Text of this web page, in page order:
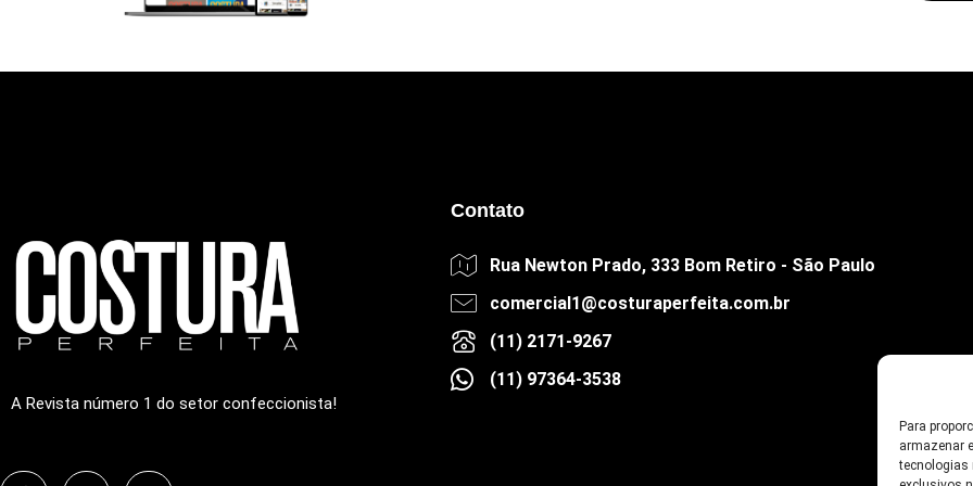
Para
armazenar
tecnologias
A Revista número 1 do setor confeccionista!
Contato
Rua Newton Prado, 333 Bom Retiro - São Paulo
comercial1@costuraperfeita.com.br
(11) 2171-9267
(11) 97364-3538